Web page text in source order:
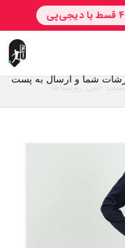
شما و ارسال به پست
حتی روستاها